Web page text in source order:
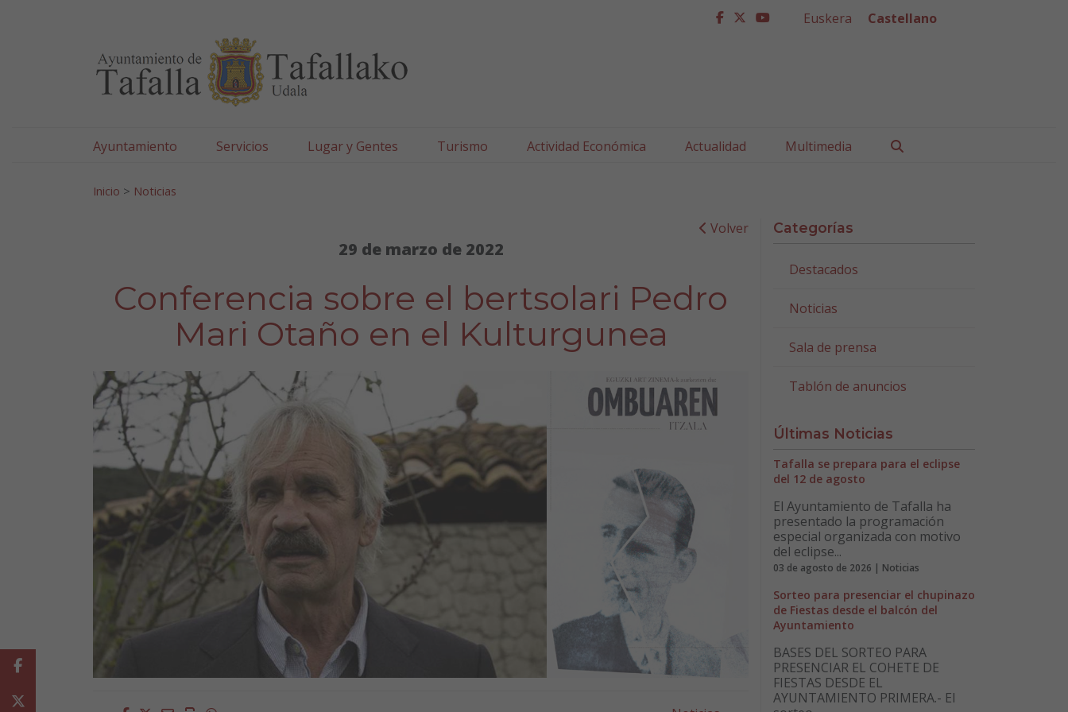
facebook
twitter
youtube
Euskera Castellano
Ayuntamiento Servicios Lugar y Gentes Turismo Actividad Económica Actualidad Multimedia
Inicio > Noticias
Volver
29 de marzo de 2022
Conferencia sobre el bertsolari Pedro
Mari Otaño en el Kulturgunea
Categorías
Destacados
Noticias
Sala de prensa
Tablón de anuncios
Últimas Noticias
Tafalla se prepara para el eclipse
del 12 de agosto
El Ayuntamiento de Tafalla ha
presentado la programación
especial organizada con motivo
del eclipse...
03 de agosto de 2026 | Noticias
Sorteo para presenciar el chupinazo
de Fiestas desde el balcón del
Ayuntamiento
BASES DEL SORTEO PARA
PRESENCIAR EL COHETE DE
FIESTAS DESDE EL
AYUNTAMIENTO PRIMERA.- El
Facebook